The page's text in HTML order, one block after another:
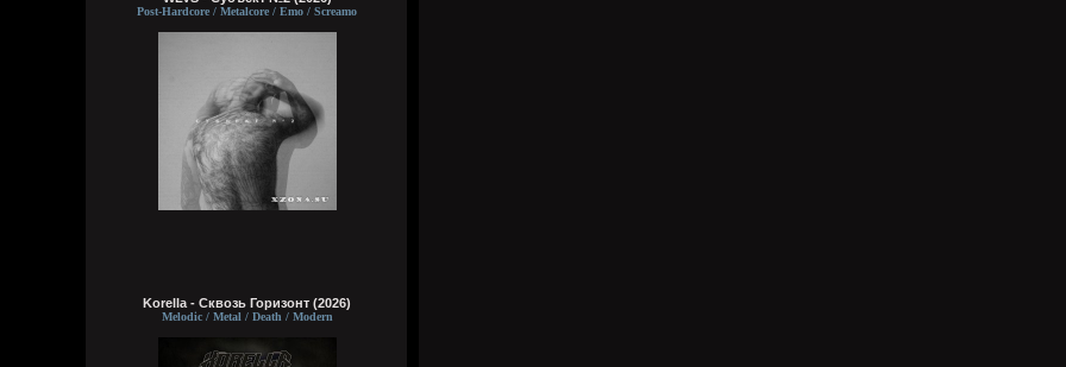
Post-Hardcore / Metalcore / Emo / Screamo
Korella - Сквозь Горизонт (2026)
Melodic / Metal / Death / Modern